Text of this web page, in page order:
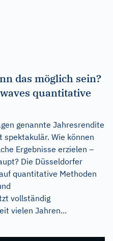
das möglich sein?
quantitative
genannte Jahresrendite
Wie können
Ergebnisse erzielen –
Die Düsseldorfer
quantitative Methoden
vollständig
vielen Jahren...